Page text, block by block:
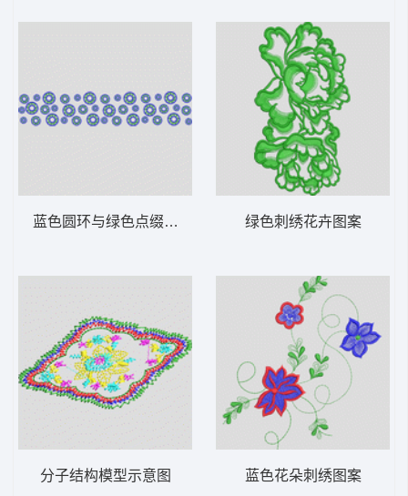
蓝色圆环与绿色点缀图案
分子结构模型示意图
绿色刺绣花卉图案
蓝色花朵刺绣图案